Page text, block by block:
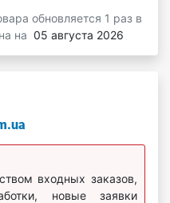
обновляется 1 раз в
на 05 августа 2026
входных заказов,
новые заявки